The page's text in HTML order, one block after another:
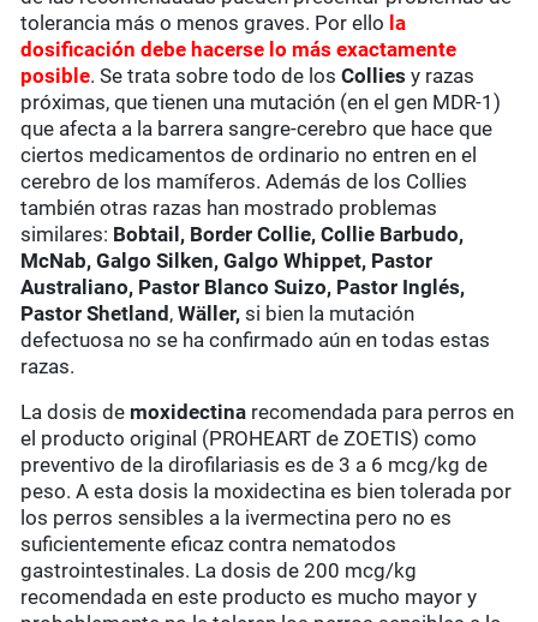
tolerancia más o menos graves. Por ello la
dosificación debe hacerse lo más exactamente
posible. Se trata sobre todo de losColliesy razas
próximas, que tienen una mutación (en el gen MDR-1)
que afecta a la barrera sangre-cerebro que hace que
ciertos medicamentos de ordinario no entren en el
cerebro de los mamíferos. Además de los Collies
también otras razas han mostrado problemas
similares: Bobtail, Border Collie, Collie Barbudo,
McNab, Galgo Silken, Galgo Whippet, Pastor
Australiano, Pastor Blanco Suizo, Pastor Inglés,
Pastor Shetland ,Wäller,si bien la mutación
defectuosa no se ha confirmado aún en todas estas
razas.
La dosis de moxidectina recomendada para perros en
el producto original (PROHEART de ZOETIS) como
preventivo de la dirofilariasis es de 3 a 6 mcg/kg de
peso. A esta dosis la moxidectina es bien tolerada por
los perros sensibles a la ivermectina pero no es
suficientemente eficaz contra nematodos
gastrointestinales. La dosis de 200 mcg/kg
recomendada en este producto es mucho mayor y